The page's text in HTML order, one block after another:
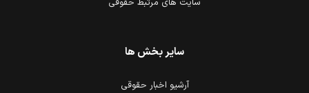
سایر بخش ها
آرشیو اخبار حقوقی